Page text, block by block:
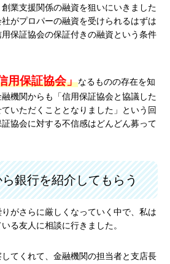
業支援関係の融資を狙いにいきました
がプロパーの融資を受けられるはずは
保証協会の保証付きの融資という条件
用保証協会」なるものの存在を知
機関からも「信用保証協会と協議した
いただくこととなりました」という回
協会に対する不信感はどんどん募って
銀行を紹介してもらう
がさらに厳しくなっていく中で、私は
る友人に相談に行きました。
てくれて、金融機関の担当者と支店長